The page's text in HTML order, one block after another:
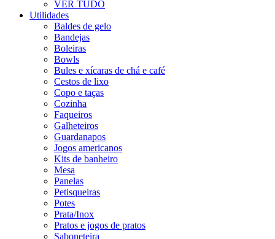
VER TUDO
Utilidades
Baldes de gelo
Bandejas
Boleiras
Bowls
Bules e xícaras de chá e café
Cestos de lixo
Copo e taças
Cozinha
Faqueiros
Galheteiros
Guardanapos
Jogos americanos
Kits de banheiro
Mesa
Panelas
Petisqueiras
Potes
Prata/Inox
Pratos e jogos de pratos
Saboneteira